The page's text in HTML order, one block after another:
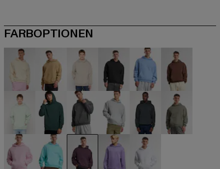
FARBOPTIONEN
beige beige beige schwarzblau braun
grün grün grau grau grau